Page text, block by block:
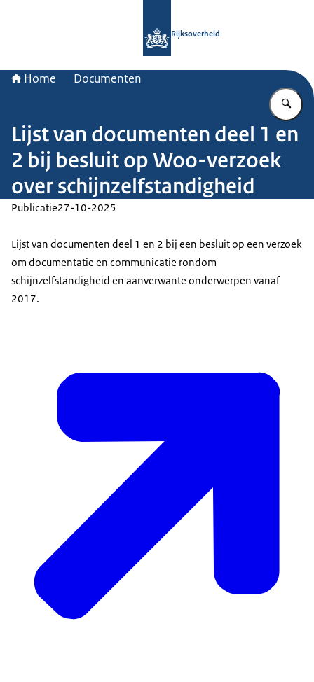
Rijksoverheid
Home Documenten
Lijst van documenten deel 1 en
2 bij besluit op Woo-verzoek
over schijnzelfstandigheid
Publicatie27-10-2025
Lijst van documenten deel 1 en 2 bij een besluit op een verzoek
om documentatie en communicatie rondom
schijnzelfstandigheid en aanverwante onderwerpen vanaf
2017.